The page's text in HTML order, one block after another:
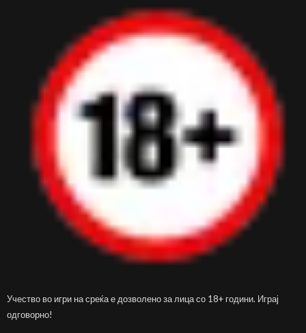
Учество во игри на среќа е дозволено за лица со 18+ години. Играј
одговорно!